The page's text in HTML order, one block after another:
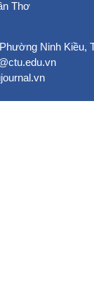
Thơ
Ninh Kiều,